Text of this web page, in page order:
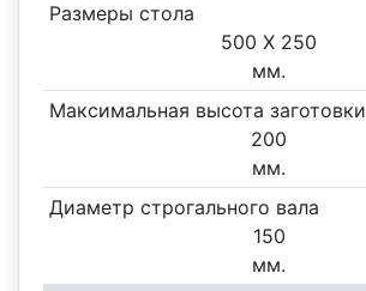
Размеры стола
500 X 250
мм.
Максимальная высота заготовки
200
мм.
Диаметр строгального вала
150
мм.